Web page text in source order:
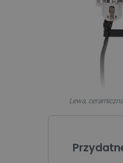
Lewa,
Niezbędne pliki cookie
podstawowych funkcji
jak logowanie użytkownika i